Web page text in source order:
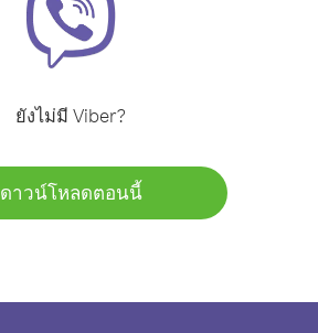
ยังไม่มี Viber?
ดาวน์โหลดตอนนี้